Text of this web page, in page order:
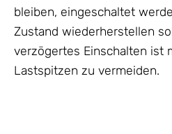
bleiben, eingeschaltet
Zustand wiederherstellen
verzögertes Einschalten ist
Lastspitzen zu vermeiden.